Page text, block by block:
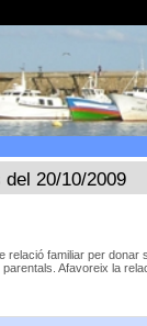
20/10/2009
relació familiar per
Afavoreix la